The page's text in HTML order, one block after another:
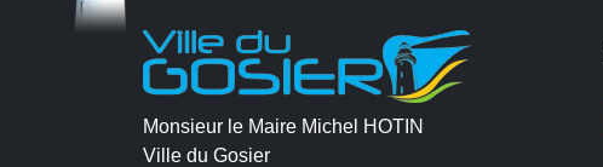
Monsieur le Maire Michel HOTIN
Ville du Gosier